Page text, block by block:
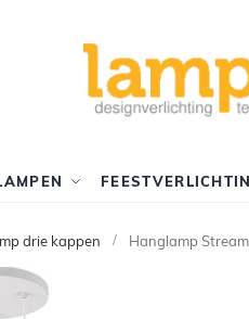
drie kappen Hanglamp